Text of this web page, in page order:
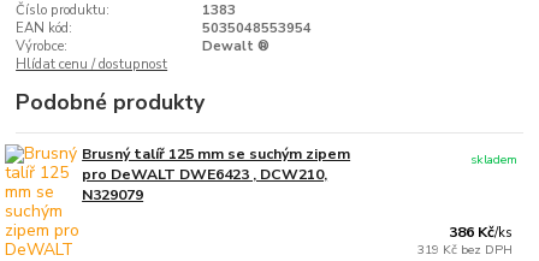
Číslo produktu:
1383
EAN kód:
5035048553954
Výrobce:
Dewalt ®
Hlídat cenu / dostupnost
Podobné produkty
Brusný talíř 125 mm se suchým zipem
pro DeWALT DWE6423 , DCW210,
N329079
386 Kč/ks
319 Kč bez DPH
skladem